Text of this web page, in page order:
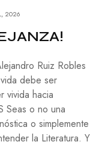
2026
Ruiz Robles
debe ser
vivida hacia
Seas o no una
o simplemente
la Literatura. Y